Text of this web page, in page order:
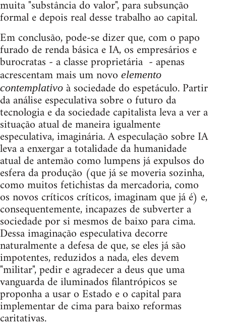
muita "substância do valor", para subsunção
formal e depois real desse trabalho ao capital.
Em conclusão, pode-se dizer que, com o papo
furado de renda básica e IA, os empresários e
burocratas - a classe proprietária - apenas
acrescentam mais um novo elemento
contemplativo à sociedade do espetáculo. Partir
da análise especulativa sobre o futuro da
tecnologia e da sociedade capitalista leva a ver a
situação atual de maneira igualmente
especulativa, imaginária. A especulação sobre IA
leva a enxergar a totalidade da humanidade
atual de antemão como lumpens já expulsos do
esfera da produção (que já se moveria sozinha,
como muitos fetichistas da mercadoria, como
os novos críticos críticos, imaginam que já é) e,
consequentemente, incapazes de subverter a
sociedade por si mesmos de baixo para cima.
Dessa imaginação especulativa decorre
naturalmente a defesa de que, se eles já são
impotentes, reduzidos a nada, eles devem
"militar", pedir e agradecer a deus que uma
vanguarda de iluminados filantrópicos se
proponha a usar o Estado e o capital para
implementar de cima para baixo reformas
caritativas.